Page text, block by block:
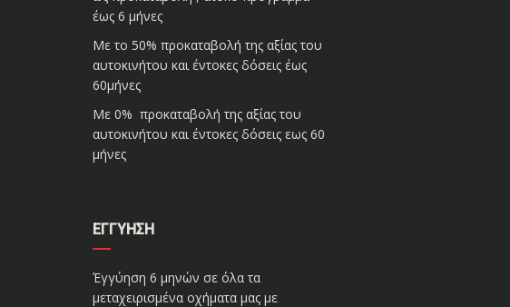
έως 6 μήνες
Με το 50% προκαταβολή της αξίας του
αυτοκινήτου και έντοκες δόσεις έως
60μήνες
Με 0% προκαταβολή της αξίας του
αυτοκινήτου και έντοκες δόσεις εως 60
μήνες
ΕΓΓΎΗΣΗ
Έγγύηση 6 μηνών σε όλα τα
μεταχειρισμένα οχήματα μας με